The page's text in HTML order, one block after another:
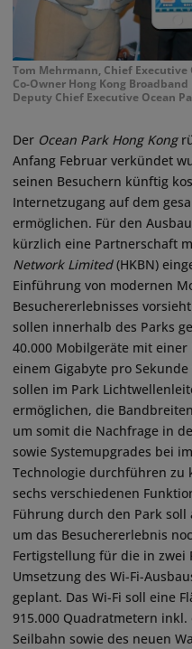
Tom Mehrmann, Chief Executive
Co-Owner Hong Kong
Deputy Chief Executive Ocean
Der Ocean Park Hong Kong
Anfang Februar verkündet
seinen Besuchern künftig
Internetzugang auf dem
ermöglichen. Für den
kürzlich eine Partnerschaft
Network Limited(HKBN)
Einführung von modernen
Besuchererlebnisses
sollen innerhalb des Parks
40.000 Mobilgeräte mit
einem Gigabyte pro
sollen im Park
ermöglichen, die
um somit die Nachfrage in
sowie Systemupgrades bei
Technologie durchführen zu
sechs verschiedenen
Führung durch den Park
um das Besuchererlebnis
Fertigstellung für die in zwei
Umsetzung des Wi-Fi-
geplant. Das Wi-Fi soll eine
915.000 Quadratmetern
Seilbahn sowie des neuen